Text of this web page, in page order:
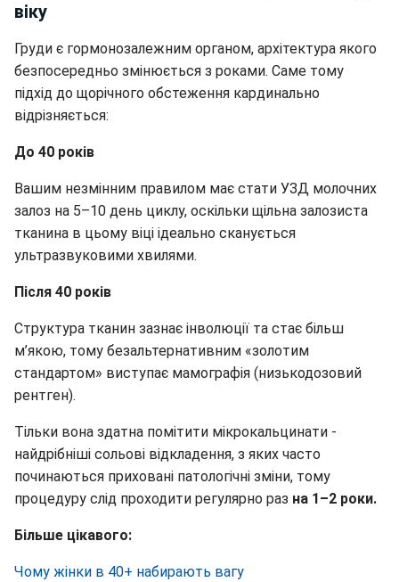
віку
Груди є гормонозалежним органом, архітектура якого
безпосередньо змінюється з роками. Саме тому
підхід до щорічного обстеження кардинально
відрізняється:
До 40 років
Вашим незмінним правилом має стати УЗД молочних
залоз на 5–10 день циклу, оскільки щільна залозиста
тканина в цьому віці ідеально сканується
ультразвуковими хвилями.
Після 40 років
Структура тканин зазнає інволюції та стає більш
м’якою, тому безальтернативним «золотим
стандартом» виступає мамографія (низькодозовий
рентген).
Тільки вона здатна помітити мікрокальцинати -
найдрібніші сольові відкладення, з яких часто
починаються приховані патологічні зміни, тому
процедуру слід проходити регулярно раз на 1–2 роки.
Більше цікавого:
Чому жінки в 40+ набирають вагу